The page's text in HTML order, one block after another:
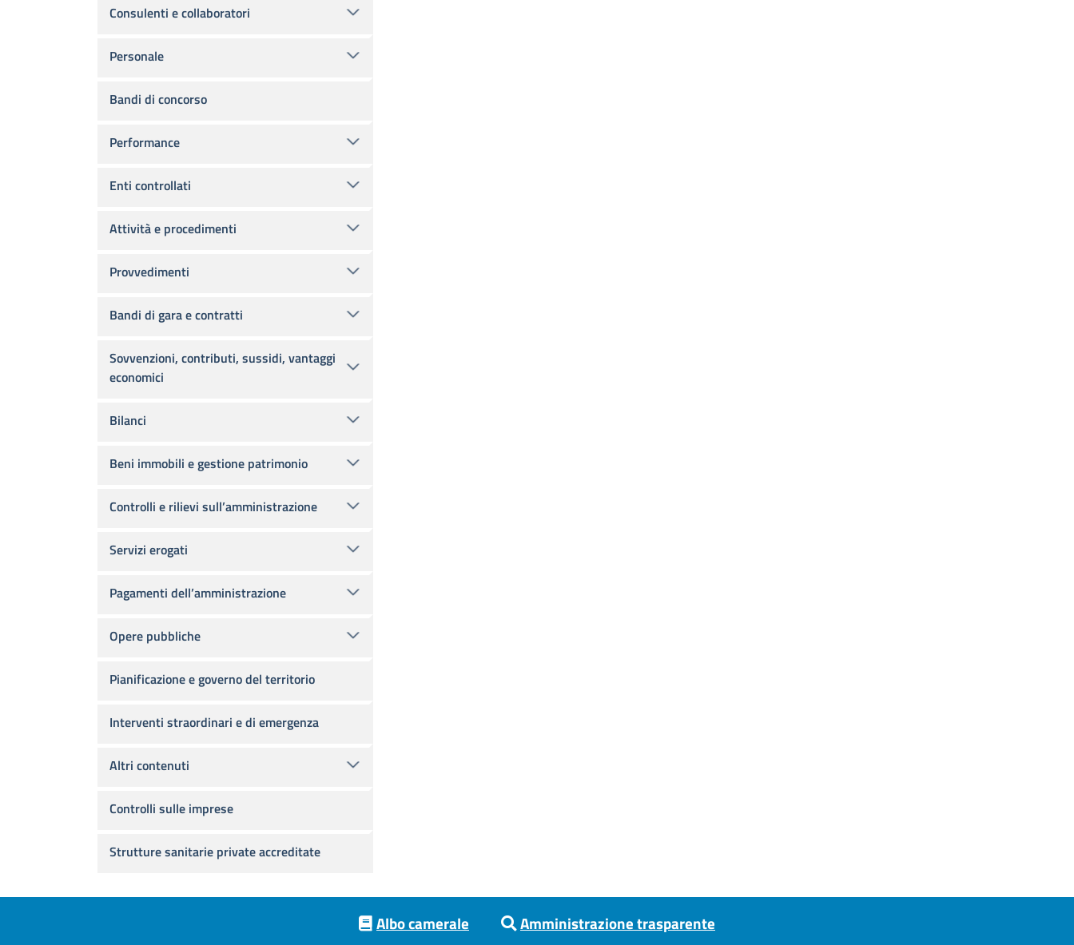
Consulenti e collaboratori
Personale
Bandi di concorso
Performance
Enti controllati
Attività e procedimenti
Provvedimenti
Bandi di gara e contratti
Sovvenzioni, contributi, sussidi, vantaggi
economici
Bilanci
Beni immobili e gestione patrimonio
Controlli e rilievi sull’amministrazione
Servizi erogati
Pagamenti dell’amministrazione
Opere pubbliche
Pianificazione e governo del territorio
Interventi straordinari e di emergenza
Altri contenuti
Controlli sulle imprese
Strutture sanitarie private accreditate
Albo camerale Amministrazione trasparente